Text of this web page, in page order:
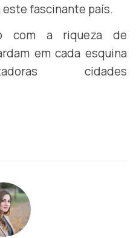
fascinante país.
com a riqueza de
em cada esquina
cidades